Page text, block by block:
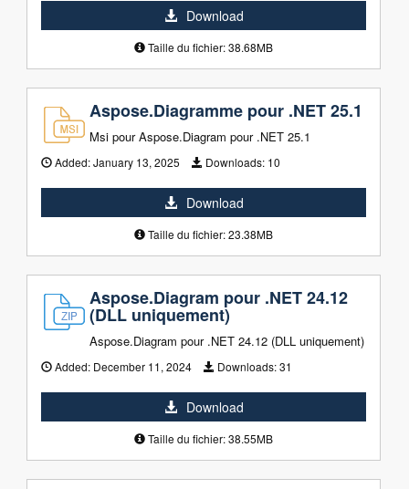
Download
Taille du fichier: 38.68MB
Aspose.Diagramme pour .NET 25.1
Msi pour Aspose.Diagram pour .NET 25.1
Added:January 13, 2025 Downloads: 10
Download
Taille du fichier: 23.38MB
Aspose.Diagram pour .NET 24.12
(DLL uniquement)
Aspose.Diagram pour .NET 24.12 (DLL uniquement)
Added: December 11, 2024 Downloads:31
Download
Taille du fichier: 38.55MB